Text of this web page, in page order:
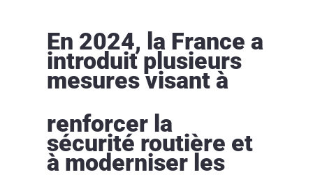
En 2024, la France a
introduit plusieurs
mesures visant à
renforcer la
sécurité routière et
à moderniser les